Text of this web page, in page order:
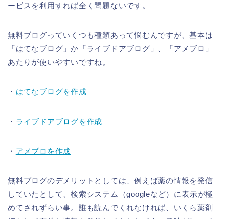
ービスを利用すれば全く問題ないです。
無料ブログっていくつも種類あって悩むんですが、基本は
「はてなブログ」か「ライブドアブログ」、「アメブロ」
あたりが使いやすいですね。
・ はてなブログを作成
・ ライブドアブログを作成
・ アメブロを作成
無料ブログのデメリットとしては、例えば薬の情報を発信
していたとして、検索システム（googleなど）に表示が極
めてされずらい事。誰も読んでくれなければ、いくら薬剤